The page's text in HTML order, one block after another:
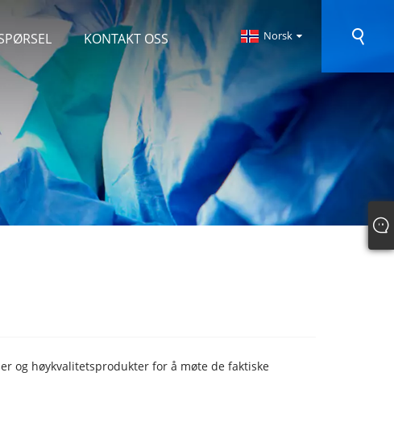
KONTAKT OSS Norsk‎
og høykvalitetsprodukter for å møte de faktiske